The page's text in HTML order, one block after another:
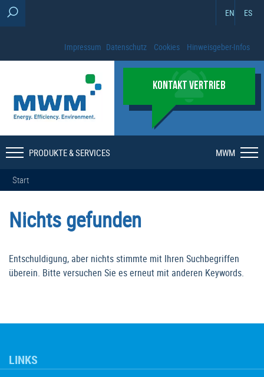
EN ES
Impressum Datenschutz Cookies Hinweisgeber-Infos
KONTAKT VERTRIEB
PRODUKTE & SERVICES MWM
Start
Nichts gefunden
Entschuldigung, aber nichts stimmte mit Ihren Suchbegriffen
überein. Bitte versuchen Sie es erneut mit anderen Keywords.
LINKS